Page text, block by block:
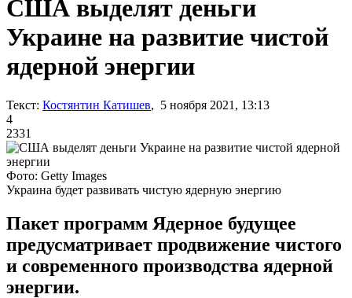
США выделят деньги
Украине на развитие чистой
ядерной энергии
Текст: Костянтин Катишев, 5 ноября 2021, 13:13
4
2331
Фото: Getty Images
Украина будет развивать чистую ядерную энергию
Пакет программ Ядерное будущее
предусматривает продвижение чистого
и современного производства ядерной
энергии.